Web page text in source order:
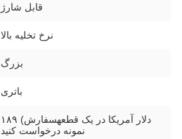
قابل شارژ
نرخ تخلیه بالا
بزرگ
باتری
۱۸۹ دلار آمریکا در یک قطعهسفارش)
نمونه درخواست کنید